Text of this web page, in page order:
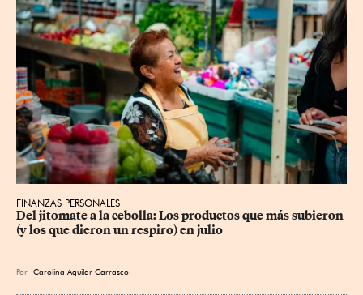
FINANZAS PERSONALES
Del jitomate a la cebolla: Los productos que más subieron
(y los que dieron un respiro) en julio
Por Carolina Aguilar Carrasco